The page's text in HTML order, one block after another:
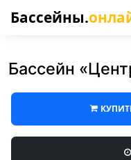
Бассейны.
Бассейн